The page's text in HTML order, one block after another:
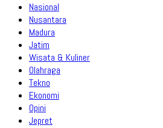
Nasional
Nusantara
Madura
Jatim
Wisata & Kuliner
Olahraga
Tekno
Ekonomi
Opini
Jepret